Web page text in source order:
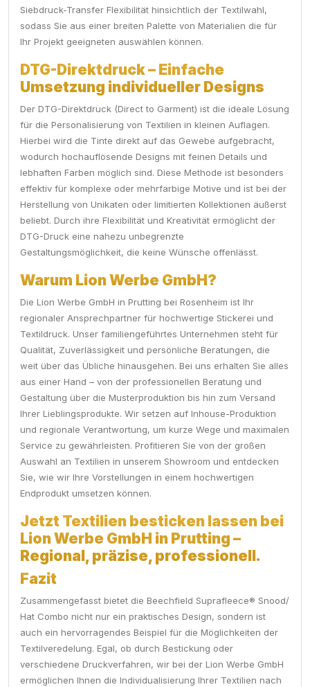
Siebdruck-Transfer Flexibilität hinsichtlich der Textilwahl,
sodass Sie aus einer breiten Palette von Materialien die für
Ihr Projekt geeigneten auswählen können.
DTG-Direktdruck – Einfache
Umsetzung individueller Designs
Der DTG-Direktdruck (Direct to Garment) ist die ideale Lösung
für die Personalisierung von Textilien in kleinen Auflagen.
Hierbei wird die Tinte direkt auf das Gewebe aufgebracht,
wodurch hochauflösende Designs mit feinen Details und
lebhaften Farben möglich sind. Diese Methode ist besonders
effektiv für komplexe oder mehrfarbige Motive und ist bei der
Herstellung von Unikaten oder limitierten Kollektionen äußerst
beliebt. Durch ihre Flexibilität und Kreativität ermöglicht der
DTG-Druck eine nahezu unbegrenzte
Gestaltungsmöglichkeit, die keine Wünsche offenlässt.
Warum Lion Werbe GmbH?
Die Lion Werbe GmbH in Prutting bei Rosenheim ist Ihr
regionaler Ansprechpartner für hochwertige Stickerei und
Textildruck. Unser familiengeführtes Unternehmen steht für
Qualität, Zuverlässigkeit und persönliche Beratungen, die
weit über das Übliche hinausgehen. Bei uns erhalten Sie alles
aus einer Hand – von der professionellen Beratung und
Gestaltung über die Musterproduktion bis hin zum Versand
Ihrer Lieblingsprodukte. Wir setzen auf Inhouse-Produktion
und regionale Verantwortung, um kurze Wege und maximalen
Service zu gewährleisten. Profitieren Sie von der großen
Auswahl an Textilien in unserem Showroom und entdecken
Sie, wie wir Ihre Vorstellungen in einem hochwertigen
Endprodukt umsetzen können.
Jetzt Textilien besticken lassen bei
Lion Werbe GmbH in Prutting –
Regional, präzise, professionell.
Fazit
Zusammengefasst bietet die Beechfield Suprafleece® Snood/
Hat Combo nicht nur ein praktisches Design, sondern ist
auch ein hervorragendes Beispiel für die Möglichkeiten der
Textilveredelung. Egal, ob durch Bestickung oder
verschiedene Druckverfahren, wir bei der Lion Werbe GmbH
ermöglichen Ihnen die Individualisierung Ihrer Textilien nach